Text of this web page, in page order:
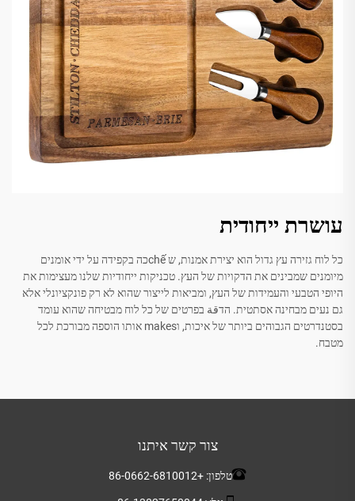
עושרת ייחודית
כל לוח גזירה עץ גדול הוא יצירת אמנות, ש chếכה בקפידה על ידי אומנים
מיומנים שמבינים את הדקויות של העץ. טכניקות ייחודיות שלנו מעצימות את
היופי הטבעי והעמידות של העץ, ומביאות לייצור שהוא לא רק פונקציונלי אלא
גם נעים מבחינה אסתטית. הדقة בפרטים של כל לוח מבטיחה שהוא עומד
בסטנדרטים הגבוהים ביותר של איכות, וmakes אותו הוספה מבורכת לכל
מטבח.
צור קשר איתנו
טלפון: +86-0662-6810012